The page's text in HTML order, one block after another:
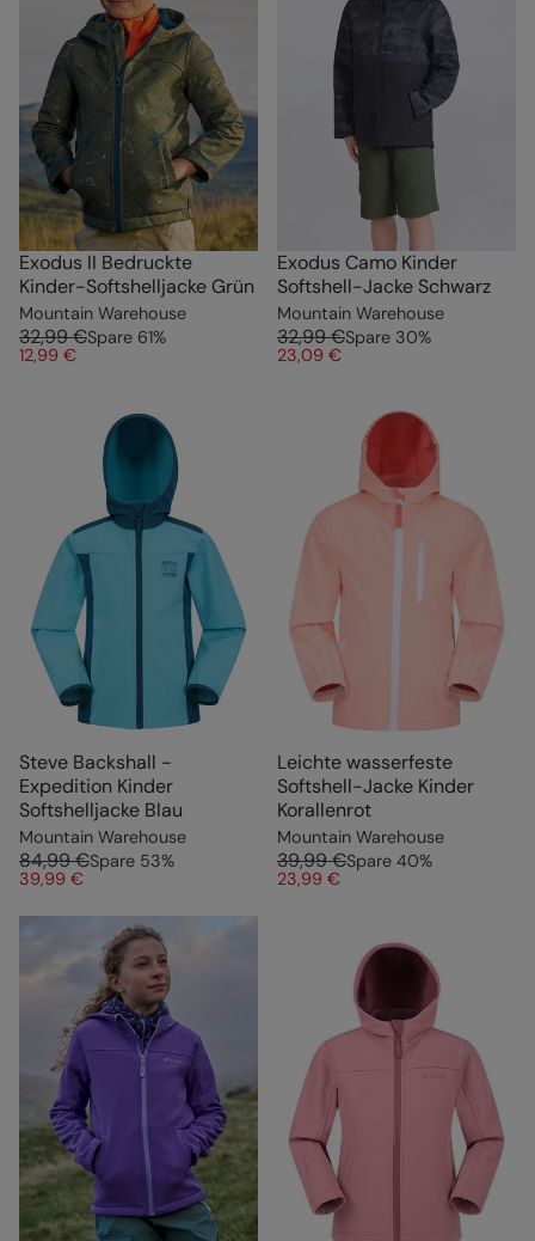
Exodus II Bedruckte
Kinder-Softshelljacke Grün
Mountain Warehouse
32,99 €Spare 61%
12,99 €
Exodus Camo Kinder
Softshell-Jacke Schwarz
Mountain Warehouse
32,99 €Spare 30%
23,09 €
Steve Backshall -
Expedition Kinder
Softshelljacke Blau
Mountain Warehouse
84,99 €Spare 53%
39,99 €
Leichte wasserfeste
Softshell-Jacke Kinder
Korallenrot
Mountain Warehouse
39,99 €Spare 40%
23,99 €